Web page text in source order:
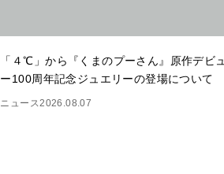
「４℃」から『くまのプーさん』原作デビュ
ー100周年記念ジュエリーの登場について
ニュース 2026.08.07